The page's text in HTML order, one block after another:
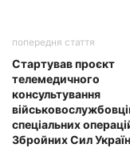
попередня стаття
Стартував проєкт
телемедичного
консультування
спеціальних
Збройних Сил